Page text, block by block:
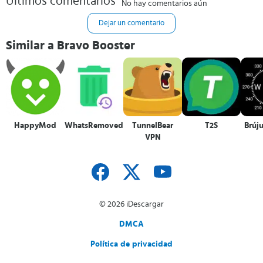
No hay comentarios aún
Dejar un comentario
Similar a Bravo Booster
HappyMod WhatsRemoved+
TunnelBear
VPN
T2S
© 2026 iDescargar
DMCA
Política de privacidad